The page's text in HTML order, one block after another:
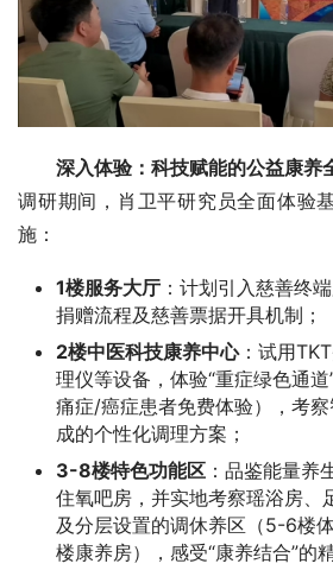
深入体验：科技赋能的公益康养
调研期间，肖卫平研究员全面体验
施：
1楼服务大厅 ：计划引入慈善终
捐赠流程及慈善票据开具机制；
2楼中医科技康养中心：试用
理仪等设备，体验“重症绿色通
痛症/癌症患者免费体验），考
成的个性化调理方案；
3-8楼特色功能区 ：品鉴能量养
住氧吧房，并实地考察瑶浴房、
及分层设置的调休养区（5-6楼
楼康养房），感受“康养结合”的